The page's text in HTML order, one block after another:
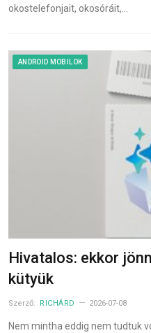
okostelefonjait, okosóráit,…
ANDROID MOBILOK
Hivatalos: ekkor
kütyük
Szerző: RICHÁRD 2026-07-08
Nem mintha eddig nem tudtuk